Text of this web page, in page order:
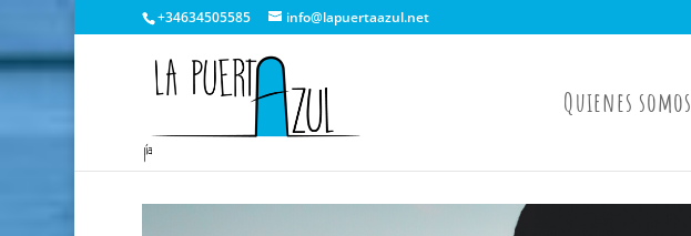
+34634505585 info@lapuertaazul.net
Quienes somos